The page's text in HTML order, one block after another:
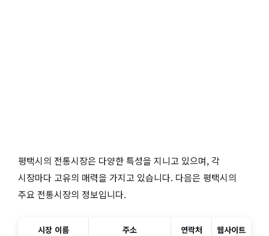
평택시의 전통시장은 다양한 특성을 지니고 있으며, 각
시장마다 고유의 매력을 가지고 있습니다. 다음은 평택시의
주요 전통시장의 정보입니다.
시장 이름 주소 연락처 웹사이트